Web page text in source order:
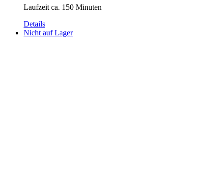
Laufzeit ca. 150 Minuten
Details
Nicht auf Lager